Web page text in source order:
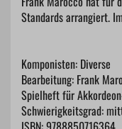
Standards arrangiert.
Komponisten: Diverse
Bearbeitung: Frank
Spielheft für
Schwierigkeitsgrad: